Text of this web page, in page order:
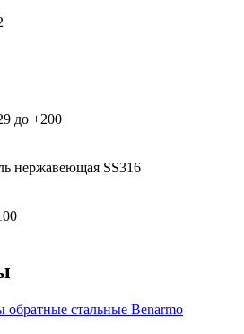
до +200
нержавеющая SS316
обратные стальные Benarmo